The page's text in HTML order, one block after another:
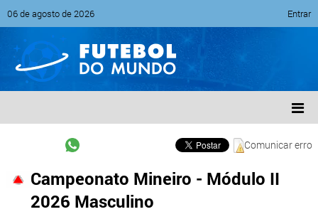
06 de agosto de 2026 Entrar
Comunicar erro
Campeonato Mineiro - Módulo II
2026 Masculino